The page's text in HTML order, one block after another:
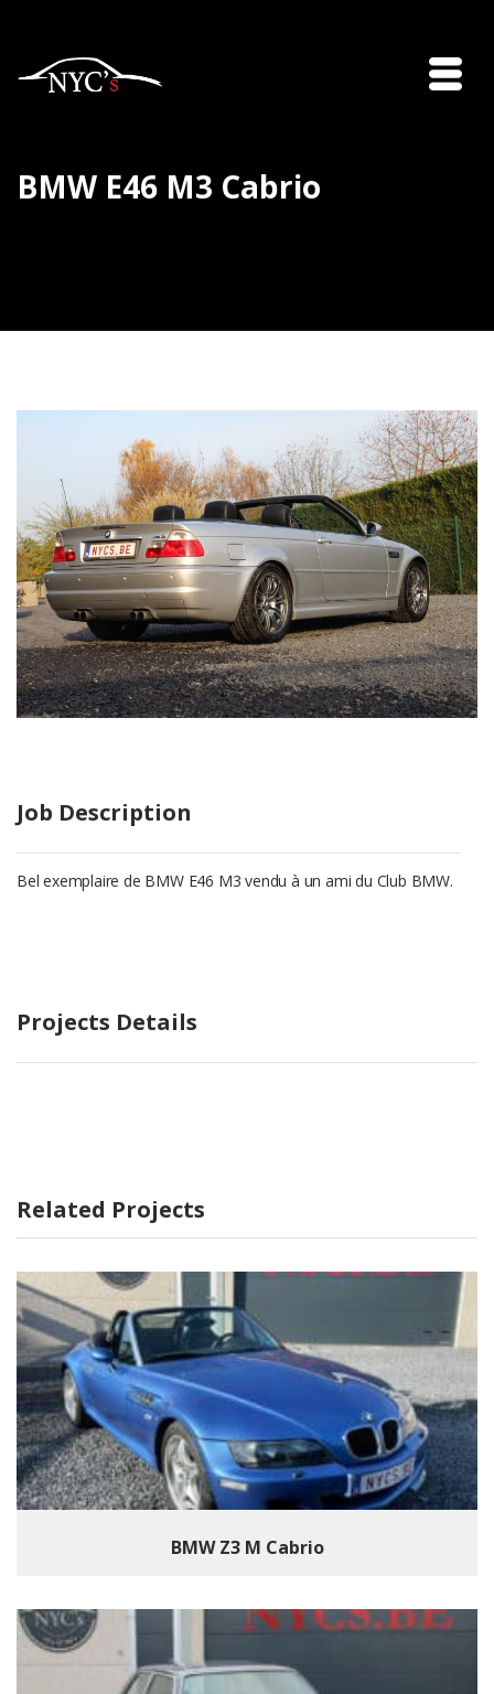
BMW E46 M3 Cabrio
Job Description
Bel exemplaire de BMW E46 M3 vendu à un ami du Club BMW.
Projects Details
Related Projects
BMW Z3 M Cabrio